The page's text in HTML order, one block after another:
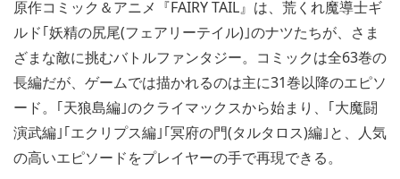
原作コミック＆アニメ『FAIRY TAIL』は、荒くれ魔導士ギ
ルド｢妖精の尻尾(フェアリーテイル)｣のナツたちが、さま
ざまな敵に挑むバトルファンタジー。コミックは全63巻の
長編だが、ゲームでは描かれるのは主に31巻以降のエピソ
ード。｢天狼島編｣のクライマックスから始まり、｢大魔闘
演武編｣｢エクリプス編｣｢冥府の門(タルタロス)編｣と、人気
の高いエピソードをプレイヤーの手で再現できる。